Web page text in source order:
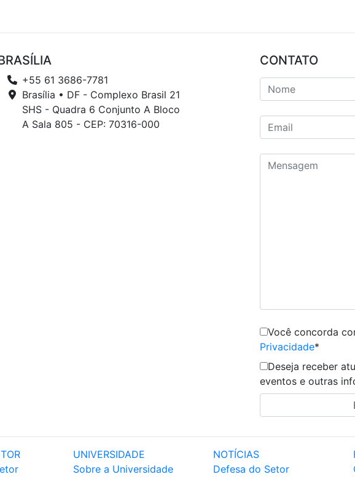
+55 61 3686-7781
Brasília • DF - Complexo Brasil 21
SHS - Quadra 6 Conjunto A Bloco
A Sala 805 - CEP: 70316-000
CONTATO
Você concorda
Privacidade*
Deseja receber
eventos e outras
UNIVERSIDADE
Sobre a Universidade
NOTÍCIAS
Defesa do Setor